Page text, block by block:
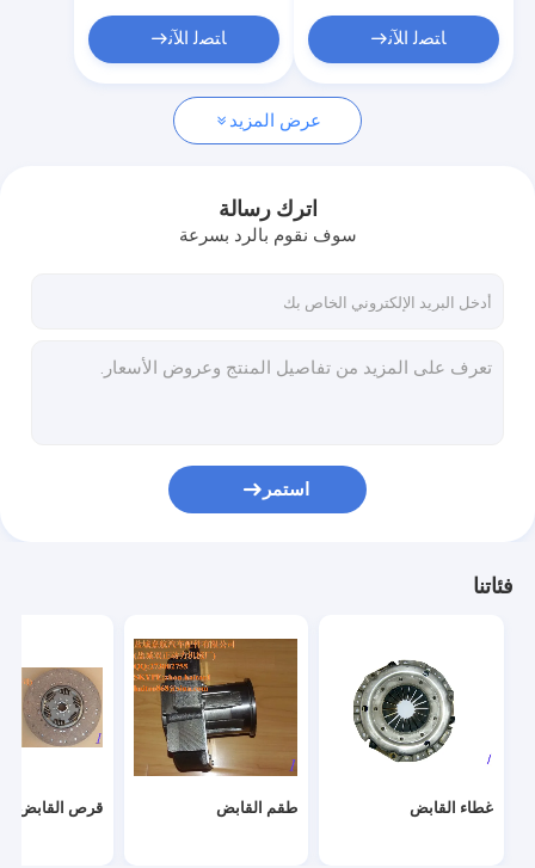
مخلب تحمل الإفراج
التشبث
طقم إصلاح القابض
ﺎﺘﺼﻟ ﺍﻶﻧ ﺎﺘﺼﻟ ﺍﻶﻧ
عرض المزيد
اترك رسالة
سوف نقوم بالرد بسرعة
استمر
فئاتنا
غطاء القابض طقم القابض قرص القابض